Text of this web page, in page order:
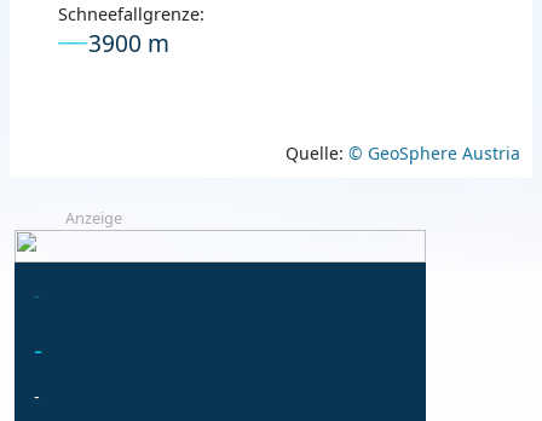
Schneefallgrenze:
3900 m
Quelle: © GeoSphere Austria
Anzeige
-
-
-